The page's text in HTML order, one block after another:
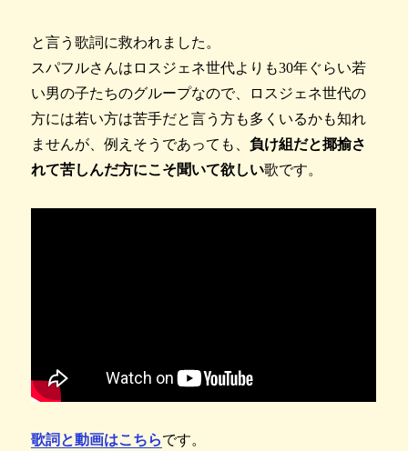
と言う歌詞に救われました。
スパフルさんはロスジェネ世代よりも30年ぐらい若
い男の子たちのグループなので、ロスジェネ世代の
方には若い方は苦手だと言う方も多くいるかも知れ
ませんが、例えそうであっても、負け組だと揶揄さ
れて苦しんだ方にこそ聞いて欲しい歌です。
歌詞と動画はこちらです。